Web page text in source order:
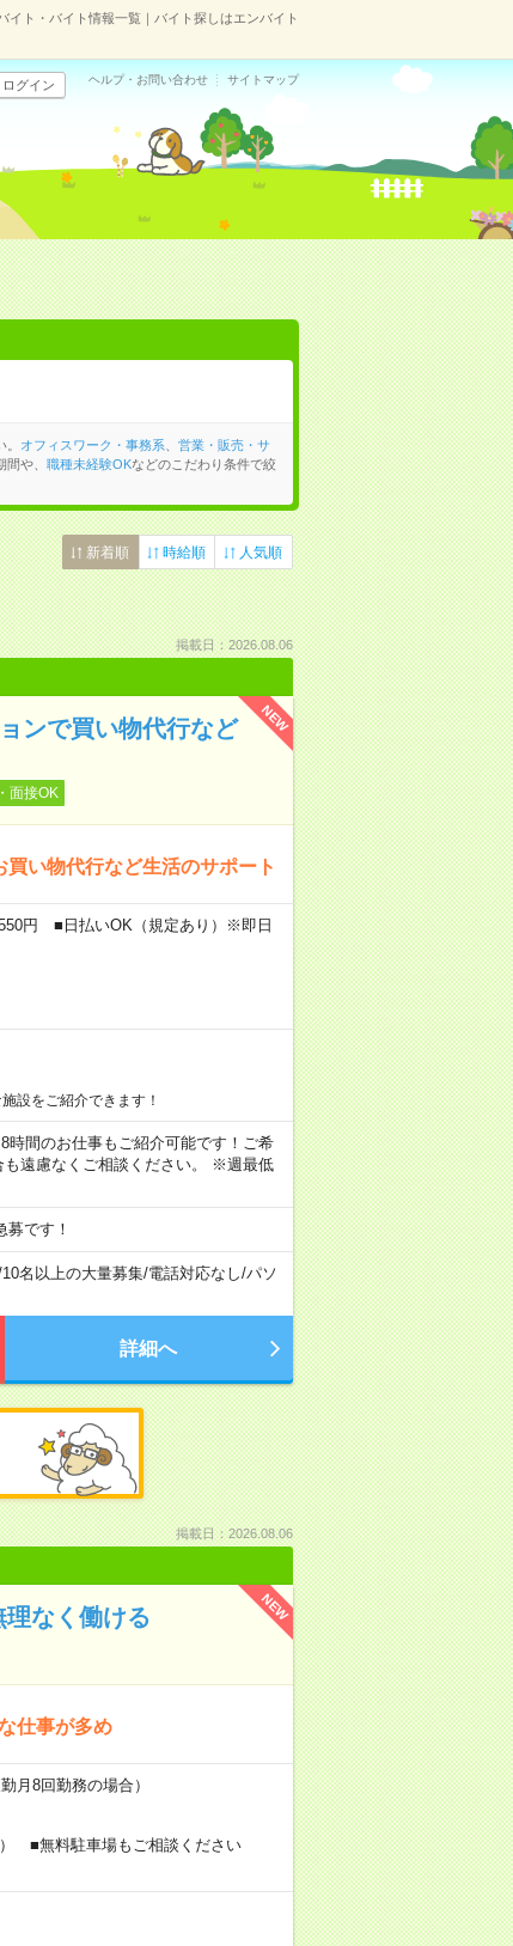
イト・バイト情報一覧｜バイト探しはエンバイト
ログイン ヘルプ・お問い合わせ サイトマップ
オフィスワーク・事務系
営業・販売・サ
や、 職種未経験OKなどのこだわり条件で絞
新着順 時給順 人気順
掲載日：2026.08.06
NEW
ンで買い物代行など
面接OK
い物代行など生活のサポート
円 ■日払いOK（規定あり）※即日
設をご紹介できます！
間のお仕事もご紹介可能です！ご希
遠慮なくご相談ください。 ※週最低
です！
10名以上の大量募集/電話対応なし/パソ
詳細へ
掲載日：2026.08.06
NEW
なく働ける
仕事が多め
月8回勤務の場合）
■無料駐車場もご相談ください